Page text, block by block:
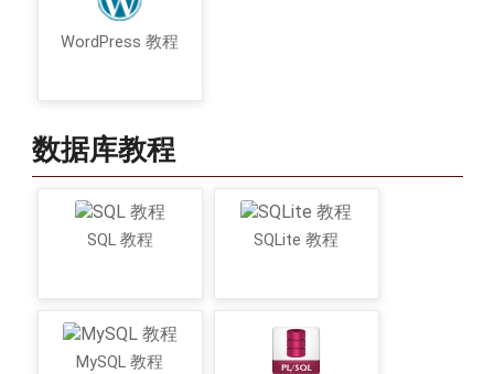
WordPress 教程
数据库教程
SQL 教程 SQLite 教程
MySQL 教程